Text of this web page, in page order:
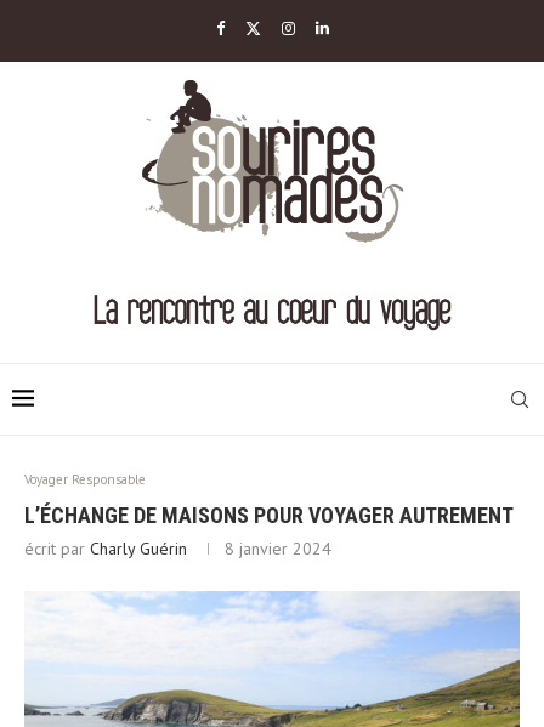
Voyager Responsable
L’ÉCHANGE DE MAISONS POUR VOYAGER AUTREMENT
écrit par Charly Guérin 8 janvier 2024